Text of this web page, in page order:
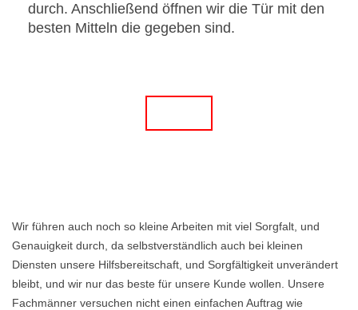
durch. Anschließend öffnen wir die Tür mit den
besten Mitteln die gegeben sind.
Wir führen auch noch so kleine Arbeiten mit viel Sorgfalt, und
Genauigkeit durch, da selbstverständlich auch bei kleinen
Diensten unsere Hilfsbereitschaft, und Sorgfältigkeit unverändert
bleibt, und wir nur das beste für unsere Kunde wollen. Unsere
Fachmänner versuchen nicht einen einfachen Auftrag wie